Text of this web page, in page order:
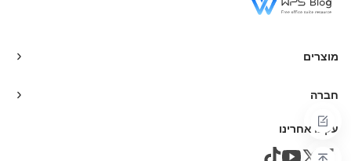
מוצרים
חברה
עקבו אחרינו